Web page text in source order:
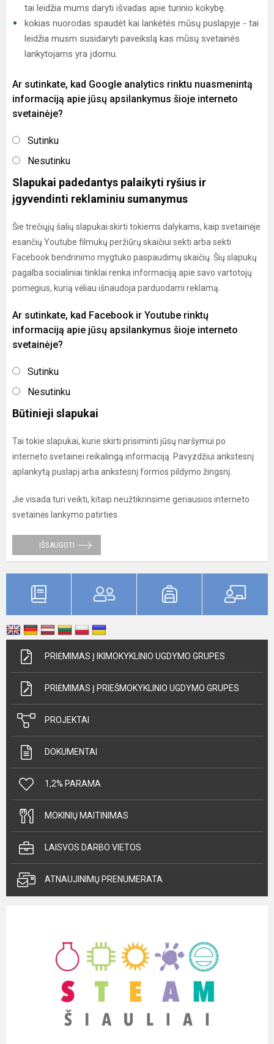
tai leidžia mums daryti išvadas apie turinio kokybę.
kokias nuorodas spaudėt kai lankėtės mūsų puslapyje - tai
leidžia musm susidaryti paveikslą kas mūsų svetainės
lankytojams yra įdomu.
Ar sutinkate, kad Google analytics rinktu nuasmenintą
informaciją apie jūsų apsilankymus šioje interneto
svetainėje?
Sutinku
Nesutinku
Slapukai padedantys palaikyti ryšius ir
įgyvendinti reklaminiu sumanymus
Šie trečiųjų šalių slapukai skirti tokiems dalykams, kaip svetainėje
esančių Youtube filmukų peržiūrų skaičiui sekti arba sekti
Facebook bendrinimo mygtuko paspaudimų skaičių. Šių slapukų
pagalba socialiniai tinklai renka informaciją apie savo vartotojų
pomėgius, kurią vėliau išnaudoja parduodami reklamą.
Ar sutinkate, kad Facebook ir Youtube rinktų
informaciją apie jūsų apsilankymus šioje interneto
svetainėje?
Sutinku
Nesutinku
Būtinieji slapukai
Tai tokie slapukai, kurie skirti prisiminti jūsų naršymui po
interneto svetainei reikalingą informaciją. Pavyzdžiui ankstesnį
aplankytą puslapį arba ankstesnį formos pildymo žingsnį.
Jie visada turi veikti, kitaip neužtikrinsime geriausios interneto
svetainės lankymo patirties.
IŠSAUGOTI
PRIĖMIMAS Į IKIMOKYKLINIO UGDYMO GRUPES
PRIĖMIMAS Į PRIEŠMOKYKLINIO UGDYMO GRUPES
PROJEKTAI
DOKUMENTAI
1,2% PARAMA
MOKINIŲ MAITINIMAS
LAISVOS DARBO VIETOS
ATNAUJINIMŲ PRENUMERATA